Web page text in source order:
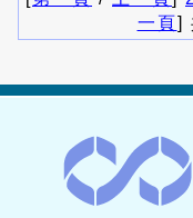
一頁]